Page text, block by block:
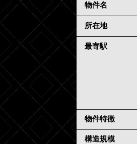
物件名
所在地
最寄駅
物件特徴
構造規模